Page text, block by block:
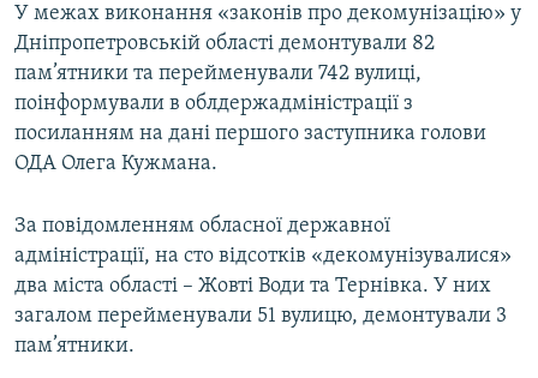
УКРАЇНА
СВІТ
СХЕМИ
ПРИАЗОВ’Я
КИТАЙ.ВИКЛИКИ
МУЛЬТИМЕДІА
СПЕЦПРОЄКТИ
ПОДКАСТИ
КРИМ РЕАЛІЇ
У межах виконання «законів про декомунізацію» у
Дніпропетровській області демонтували 82
пам’ятники та перейменували 742 вулиці,
поінформували в облдержадміністрації з
посиланням на дані першого заступника голови
ОДА Олега Кужмана.
За повідомленням обласної державної
адміністрації, на сто відсотків «декомунізувалися»
два міста області – Жовті Води та Тернівка. У них
загалом перейменували 51 вулицю, демонтували 3
пам’ятники.